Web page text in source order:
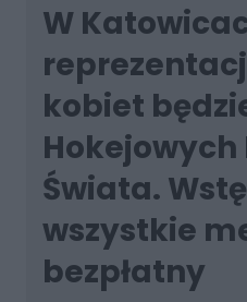
W
kobiet
Świata.
wszystkie
bezpłatny